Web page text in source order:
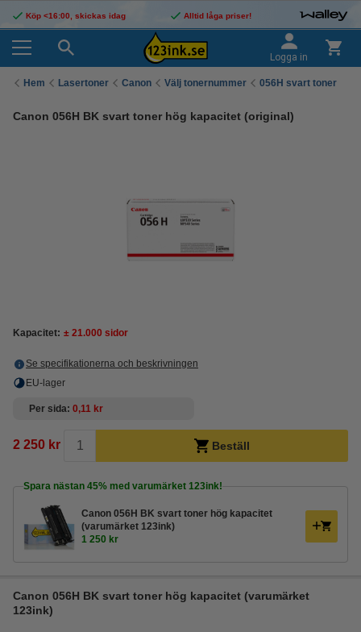
Köp <16:00, skickas idag Alltid låga priser!
Logga in
Hem Lasertoner Canon Välj tonernummer 056H svart toner
Canon 056H BK svart toner hög kapacitet (original)
Kapacitet: ± 21.000 sidor
Se specifikationerna och beskrivningen
EU-lager
Per sida 0,11 kr
2 250 kr Beställ
Spara nästan 45% med varumärket 123ink!
Canon 056H BK svart toner hög kapacitet
(varumärket 123ink)
1 250 kr
Canon 056H BK svart toner hög kapacitet (varumärket
123ink)